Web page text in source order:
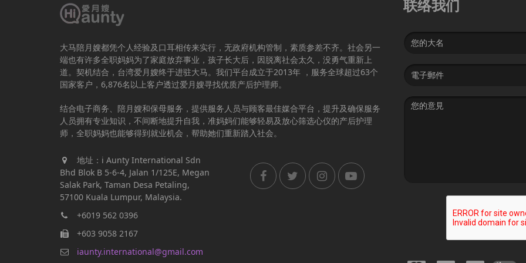
大马陪月嫂都凭个人经验及口耳相传来实行，无政府机构管制，素质参差不齐。社会另一
端也有许多全职妈妈为了家庭放弃事业，孩子长大后，因脱离社会太久，没勇气重新上
道。契机结合，台湾爱月嫂终于进驻大马。我们平台成立于2013年 ，服务全球超过63个
国家客户，6,876名以上客户透过爱月嫂寻找优质产后护理师。
结合电子商务、陪月嫂和保母服务，提供服务人员与顾客最佳媒合平台，提升及确保服务
人员拥有专业知识，不间断地提升自我，准妈妈们能够轻易及放心筛选心仪的产后护理
师，全职妈妈也能够得到就业机会，帮助她们重新踏入社会。
地址：i Aunty International Sdn
Bhd Blok B 5-6-4, Jalan 1/125E, Megan
Salak Park, Taman Desa Petaling,
57100 Kuala Lumpur, Malaysia.
+6019 562 0396
+603 9058 2167
iaunty.international@gmail.com
联络我们
Name
Email
address
Message